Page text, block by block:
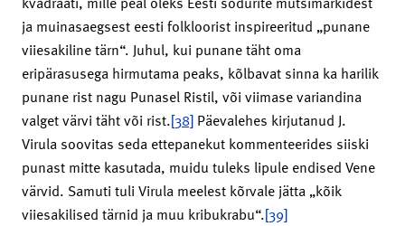
ja muinasaegsest eesti folkloorist inspireeritud „punane
viiesakiline tärn“. Juhul, kui punane täht oma
eripärasusega hirmutama peaks, kõlbavat sinna ka harilik
punane rist nagu Punasel Ristil, või viimase variandina
valget värvi täht või rist.[38] Päevalehes kirjutanud J.
Virula soovitas seda ettepanekut kommenteerides siiski
punast mitte kasutada, muidu tuleks lipule endised Vene
värvid. Samuti tuli Virula meelest kõrvale jätta „kõik
viiesakilised tärnid ja muu kribukrabu“.[39]